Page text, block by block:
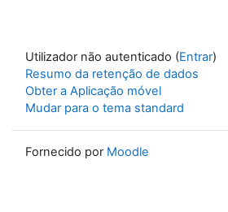
Utilizador não autenticado (Entrar)
Resumo da retenção de dados
Obter a Aplicação móvel
Mudar para o tema standard
Fornecido por Moodle